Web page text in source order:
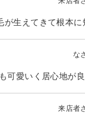
な
来店者